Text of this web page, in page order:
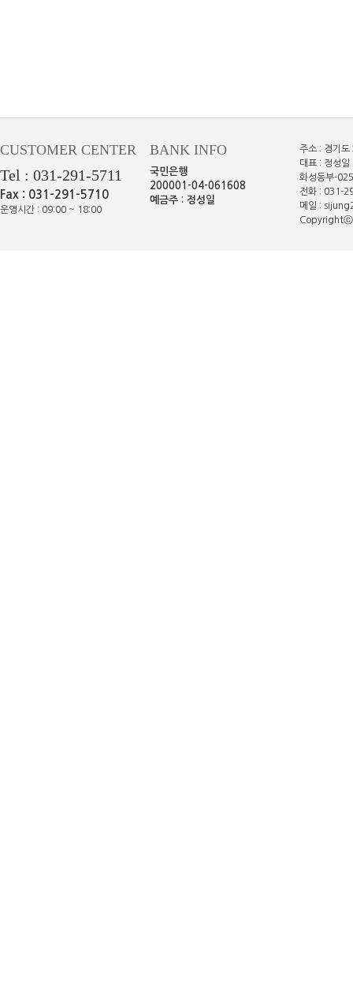
CUSTOMER CENTER
Tel : 031-291-5711
Fax : 031-291-5710
운영시간 : 09:00 ~ 18:00
BANK INFO
국민은행
200001-04-061608
예금주 : 정성일
주소 : 경기
대표 : 정성
화성동부-
전화 : 031-
메일 :